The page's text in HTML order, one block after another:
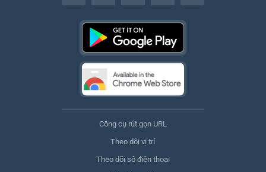
Công cụ rút gọn URL
Theo dõi vị trí
Theo dõi số điện thoại